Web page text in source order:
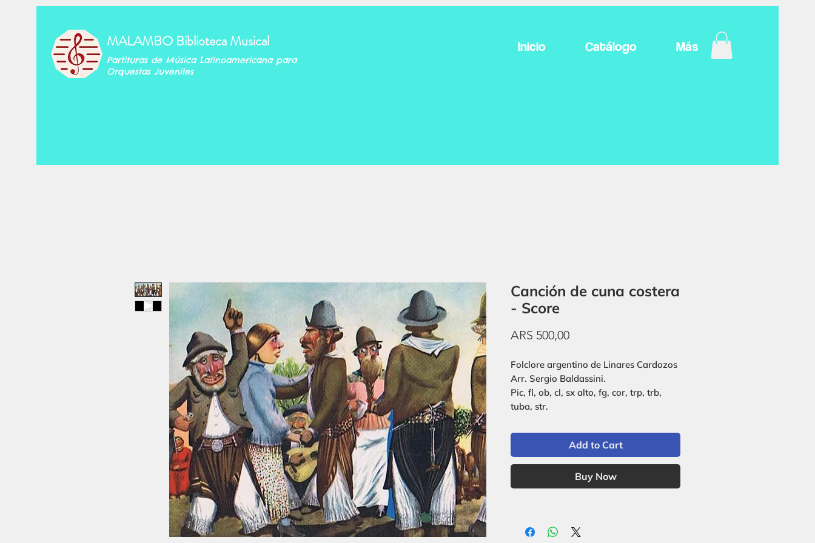
MALAMBO Biblioteca Musical
Partituras de Música Latinoamericana para
Orquestas Juveniles
Inicio Catálogo Más
Canción de cuna costera
- Score
ARS 500,00Price
Folclore argentino de Linares Cardozos
Arr. Sergio Baldassini.
Pic, fl, ob, cl, sx alto, fg, cor, trp, trb,
tuba, str.
Add to Cart
Buy Now